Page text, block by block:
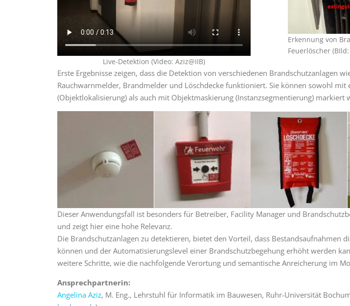
Live-Detektion (Video: Aziz@IIB)
Erkennung von
Feuerlöscher (BIld:
Erste Ergebnisse zeigen, dass die Detektion von verschiedenen Brandschutzanlagen
Rauchwarnmelder, Brandmelder und Löschdecke funktioniert. Sie können sowohl mit
(Objektlokalisierung) als auch mit Objektmaskierung (Instanzsegmentierung) markiert
Dieser Anwendungsfall ist besonders für Betreiber, Facility Manager und
und zeigt hier eine hohe Relevanz.
Die Brandschutzanlagen zu detektieren, bietet den Vorteil, dass Bestandsaufnahmen
können und der Automatisierungslevel einer Brandschutzbegehung erhöht werden
weitere Schritte, wie die nachfolgende Verortung und semantische Anreicherung im
Ansprechpartnerin:
Angelina Aziz, M. Eng., Lehrstuhl für Informatik im Bauwesen, Ruhr-Universität